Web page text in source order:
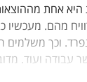
היא אחת
מהם. מעכשיו
וכך
עבודה ועוד.